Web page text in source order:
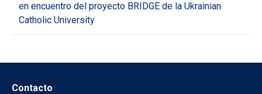
en encuentro del proyecto BRIDGE de la Ukrainian
Catholic University
Contacto